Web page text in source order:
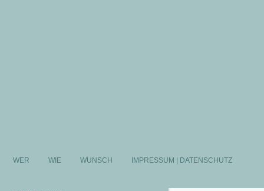
WER WIE WUNSCH IMPRESSUM | DATENSCHUTZ